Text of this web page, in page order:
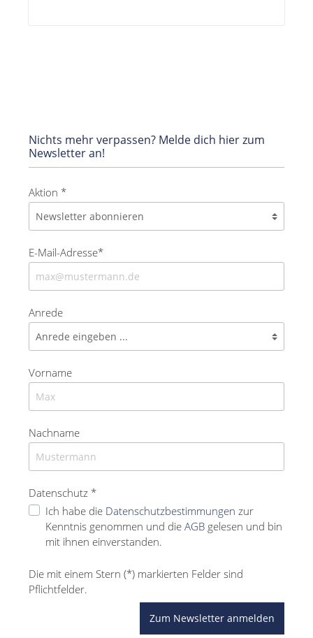
Nichts mehr verpassen? Melde dich hier zum
Newsletter an!
Aktion *
E-Mail-Adresse*
Anrede
Vorname
Nachname
Datenschutz *
Ich habe die Datenschutzbestimmungen zur
Kenntnis genommen und die AGB gelesen und bin
mit ihnen einverstanden.
Die mit einem Stern (*) markierten Felder sind
Pflichtfelder.
Zum Newsletter anmelden